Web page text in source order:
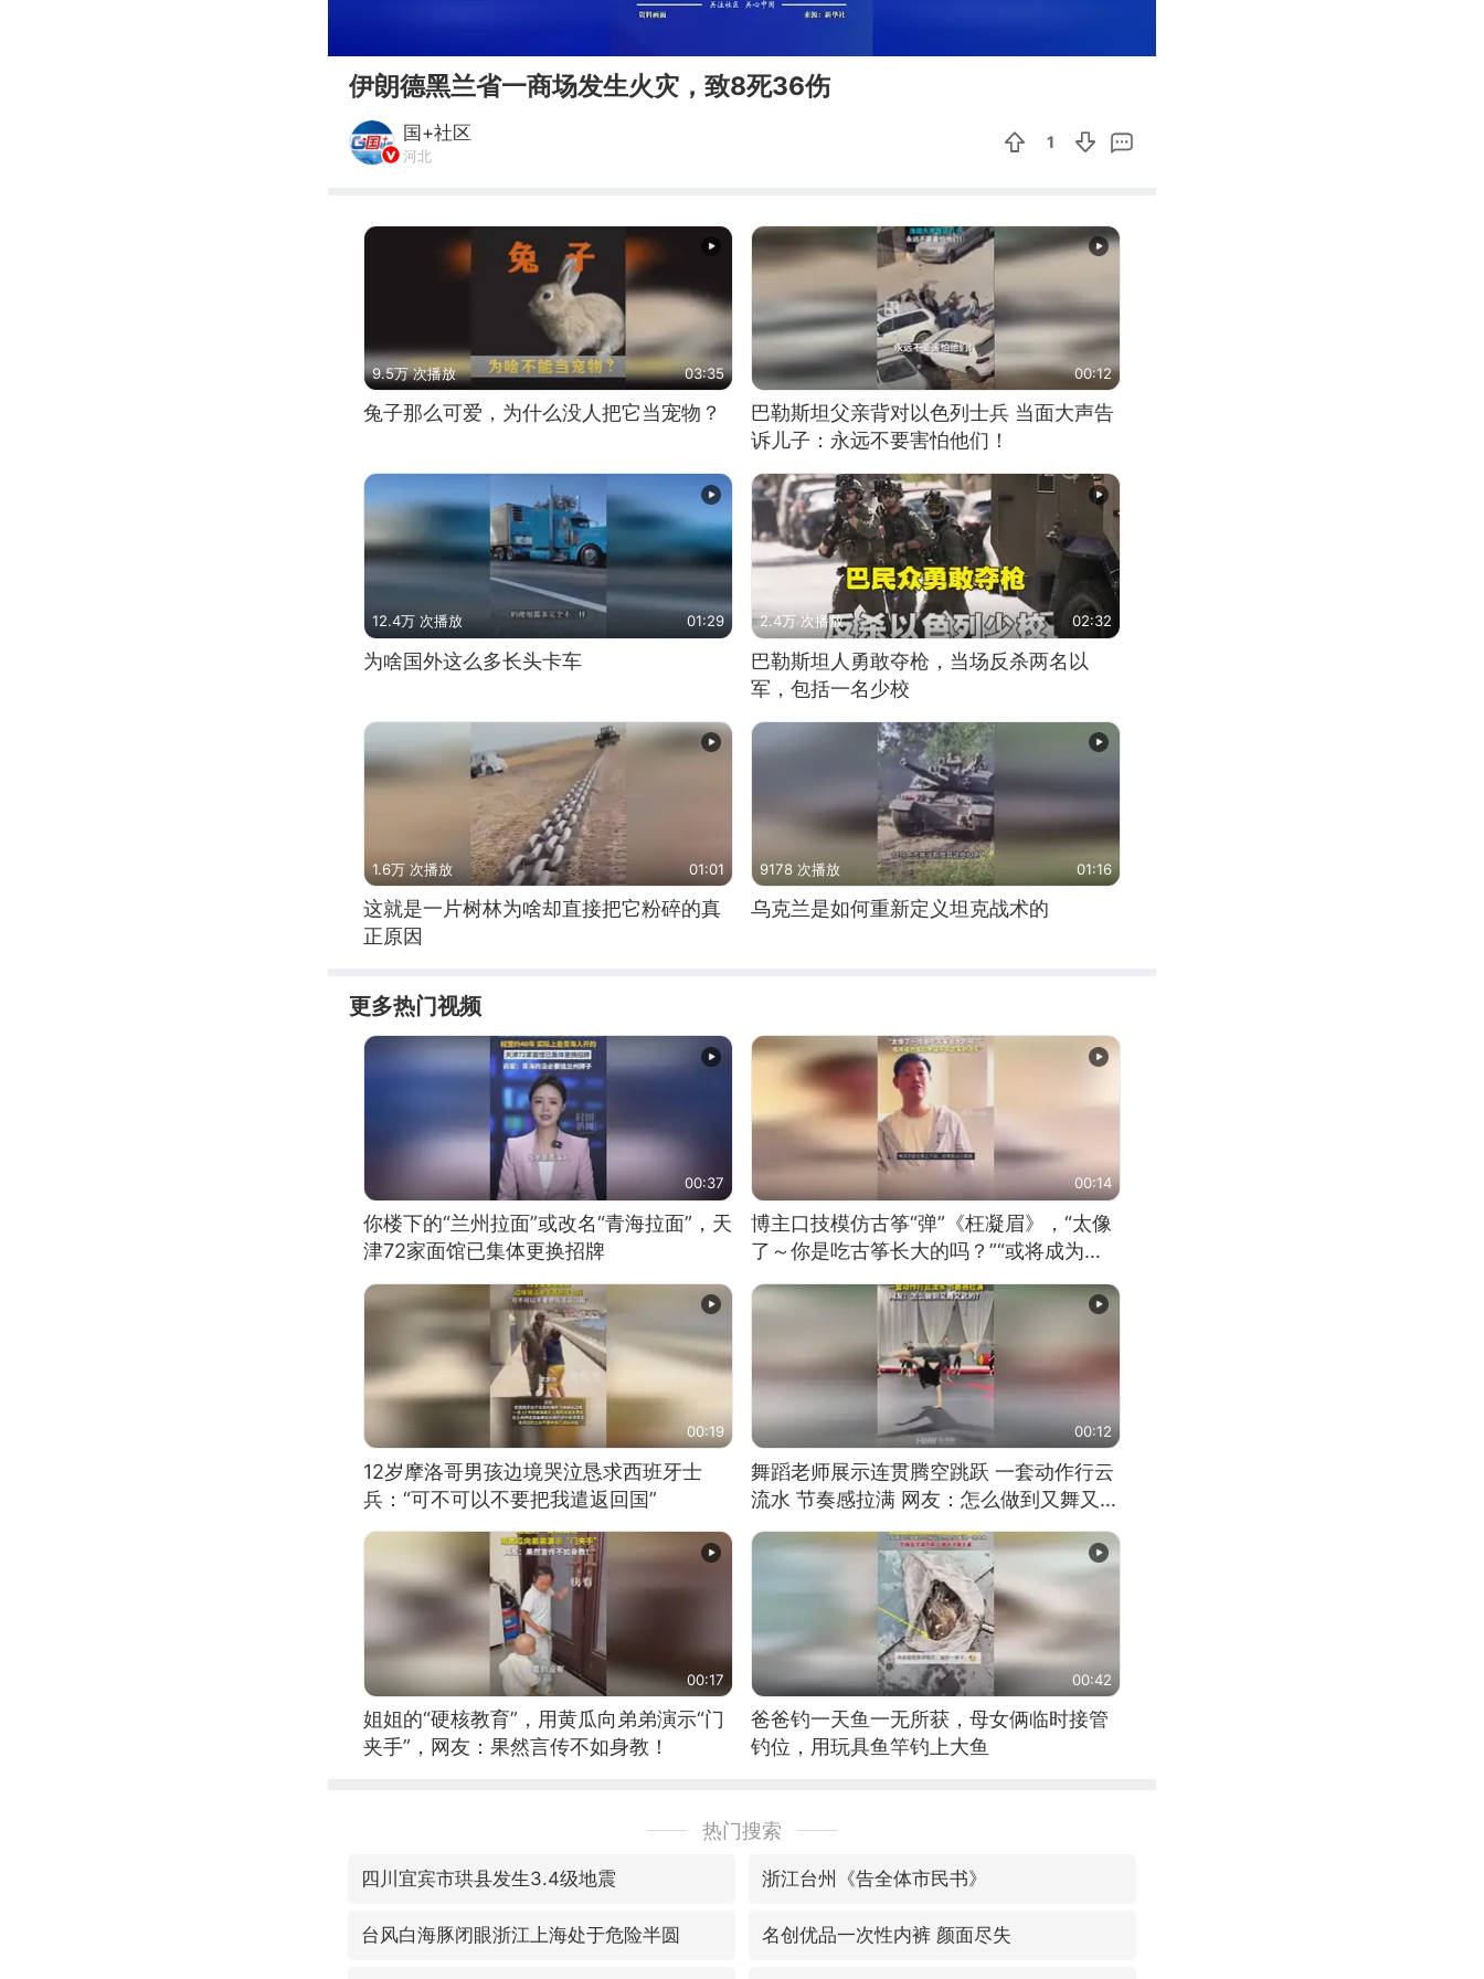
伊朗德黑兰省一商场发生火灾，致8死36伤
国+社区
河北
1
9.5万 次播放 03:35
兔子那么可爱，为什么没人把它当宠物？
00:12
巴勒斯坦父亲背对以色列士兵 当面大声告
诉儿子：永远不要害怕他们！
12.4万 次播放 01:29
为啥国外这么多长头卡车
2.4万 次播放 02:32
巴勒斯坦人勇敢夺枪，当场反杀两名以
军，包括一名少校
1.6万 次播放 01:01
这就是一片树林为啥却直接把它粉碎的真
正原因
9178 次播放 01:16
乌克兰是如何重新定义坦克战术的
更多热门视频
00:37
你楼下的“兰州拉面”或改名“青海拉面”，天
津72家面馆已集体更换招牌
00:14
博主口技模仿古筝“弹”《枉凝眉》，“太像
了～你是吃古筝长大的吗？”“或将成为首
00:19
12岁摩洛哥男孩边境哭泣恳求西班牙士
兵：“可不可以不要把我遣返回国”
00:12
舞蹈老师展示连贯腾空跳跃 一套动作行云
流水 节奏感拉满 网友：怎么做到又舞又武
的？
00:17
姐姐的“硬核教育”，用黄瓜向弟弟演示“门
夹手”，网友：果然言传不如身教！
00:42
爸爸钓一天鱼一无所获，母女俩临时接管
钓位，用玩具鱼竿钓上大鱼
热门搜索
四川宜宾市珙县发生3.4级地震 浙江台州《告全体市民书》
台风白海豚闭眼浙江上海处于危险半圆 名创优品一次性内裤 颜面尽失